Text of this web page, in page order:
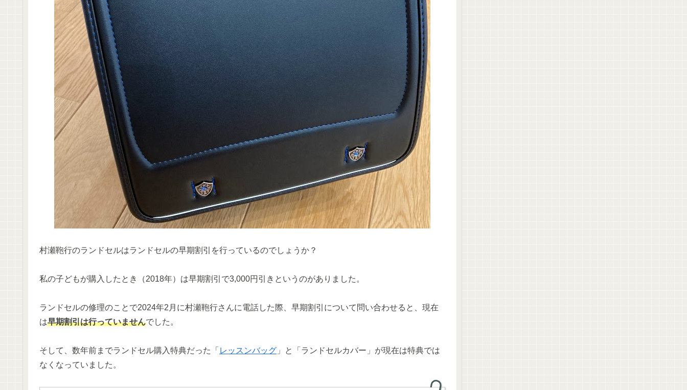
村瀬鞄行のランドセルはランドセルの早期割引を行っているのでしょうか？
私の子どもが購入したとき（2018年）は早期割引で3,000円引きというのがありました。
ランドセルの修理のことで2024年2月に村瀬鞄行さんに電話した際、早期割引について問い合わせると、現在
は早期割引は行っていませんでした。
そして、数年前までランドセル購入特典だった「 レッスンバッグ 」と「ランドセルカバー」が現在は特典では
なくなっていました。